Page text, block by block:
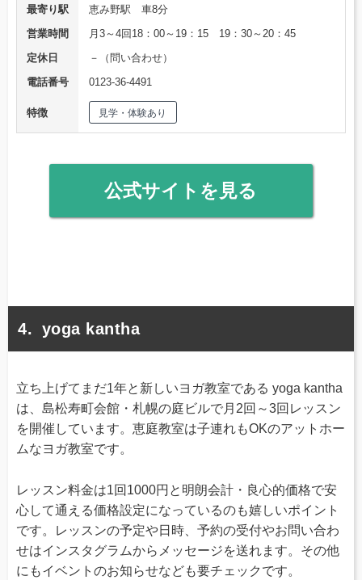
最寄り駅
恵み野駅 車8分
営業時間
月3～4回18：00～19：15 19：30～20：45
定休日
－（問い合わせ）
電話番号
0123-36-4491
特徴 見学・体験あり
公式サイトを見る
yoga kantha
立ち上げてまだ1年と新しいヨガ教室である yoga kantha
は、島松寿町会館・札幌の庭ビルで月2回～3回レッスン
を開催しています。恵庭教室は子連れもOKのアットホー
ムなヨガ教室です。
レッスン料金は1回1000円と明朗会計・良心的価格で安
心して通える価格設定になっているのも嬉しいポイント
です。レッスンの予定や日時、予約の受付やお問い合わ
せはインスタグラムからメッセージを送れます。その他
にもイベントのお知らせなども要チェックです。